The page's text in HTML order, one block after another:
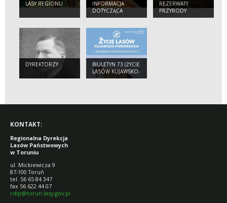
LASY REGIONU
INFORMACJA
DOTYCZĄCA
POZIOMU
NABYWCÓW
DREWNA W 2024
ROKU W RDLP W
TORUNIU
REZERWATY
PRZYRODY
DYREKTORZY
BIULETYN 73 (ŻYCIE
LASÓW KUJAWSKO-
POMORSKICH), NR
KONTAKT:
Regionalna Dyrekcja
Lasów Państwowych
w Toruniu
ul. Mickiewicza 9
87-100 Toruń
tel. 56 65 84 347
fax 56 622 44 07
rdlp@torun.lasy.gov.pl